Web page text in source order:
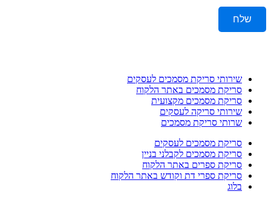
שלח
שירותי סריקת מסמכים לעסקים
סריקת מסמכים באתר הלקוח
סריקת מסמכים מקצועית
שירותי סריקה לעסקים
שרותי סריקת מסמכים
סריקת מסמכים לעסקים
סריקת מסמכים לקבלני בניין
סריקת ספרים באתר הלקוח
סריקת ספרי דת וקודש באתר הלקוח
בלוג